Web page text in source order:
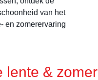
van het
en zomerervaring
lente & zomer